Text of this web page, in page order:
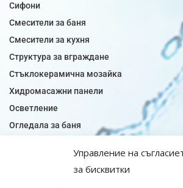
Управление на
за бисквитки
Сифони
Смесители за баня
Смесители за кухня
Структура за вграждане
Стъклокерамична мозайка
Хидромасажни панели
Осветление
Огледала за баня
Плочки за кухня